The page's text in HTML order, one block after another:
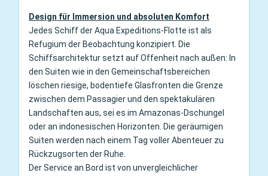
Design für Immersion und absoluten Komfort
Jedes Schiff der Aqua Expeditions-Flotte ist als
Refugium der Beobachtung konzipiert. Die
Schiffsarchitektur setzt auf Offenheit nach außen: In
den Suiten wie in den Gemeinschaftsbereichen
löschen riesige, bodentiefe Glasfronten die Grenze
zwischen dem Passagier und den spektakulären
Landschaften aus, sei es im Amazonas-Dschungel
oder an indonesischen Horizonten. Die geräumigen
Suiten werden nach einem Tag voller Abenteuer zu
Rückzugsorten der Ruhe.
Der Service an Bord ist von unvergleichlicher